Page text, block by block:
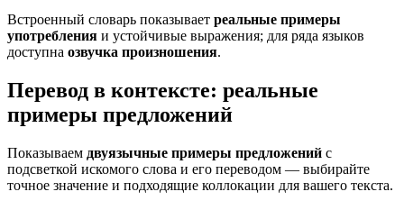
Встроенный словарь показывает реальные примеры
употребления и устойчивые выражения; для ряда языков
доступна озвучка произношения.
Перевод в контексте: реальные
примеры предложений
Показываем двуязычные примеры предложений с
подсветкой искомого слова и его переводом — выбирайте
точное значение и подходящие коллокации для вашего текста.